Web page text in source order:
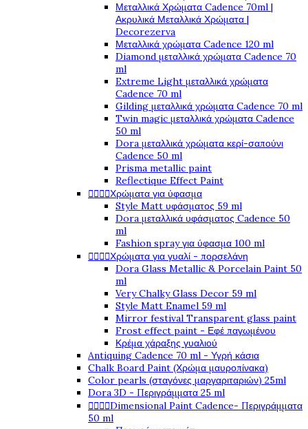
Μεταλλικά Χρώματα Cadence 70ml |
Ακρυλικά Μεταλλικά Χρώματα |
Decorezerva
Μεταλλικά χρώματα Cadence 120 ml
Diamond μεταλλικά χρώματα Cadence 70
ml
Extreme Light μεταλλικά χρώματα
Cadence 70 ml
Gilding μεταλλικά χρώματα Cadence 70 ml
Twin magic μεταλλικά χρώματα Cadence
50 ml
Dora μεταλλικά χρώματα κερί-σαπούνι
Cadence 50 ml
Prisma metallic paint
Reflectique Effect Paint
Χρώματα για ύφασμα
Style Matt υφάσματος 59 ml
Dora μεταλλικά υφάσματος Cadence 50
ml
Fashion spray για ύφασμα 100 ml
Χρώματα για γυαλί - πορσελάνη
Dora Glass Metallic & Porcelain Paint 50
ml
Very Chalky Glass Decor 59 ml
Style Matt Enamel 59 ml
Mirror festival Transparent glass paint
Frost effect paint - Εφέ παγωμένου
Κρέμα χάραξης γυαλιού
Antiquing Cadence 70 ml - Υγρή κάσια
Chalk Board Paint (Χρώμα μαυροπίνακα)
Color pearls (σταγόνες μαργαριταριών) 25ml
Dora 3D - Περιγράμματα 25 ml
Dimensional Paint Cadence- Περιγράμματα
50 ml